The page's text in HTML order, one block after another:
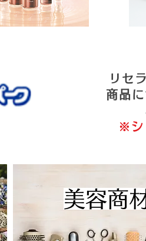
リセ
商品
※シ
美容商